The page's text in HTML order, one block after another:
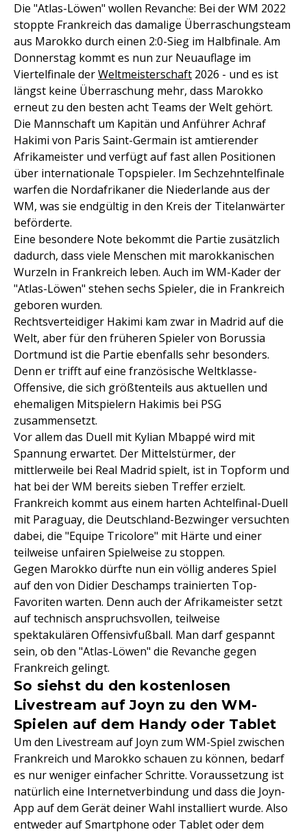
Die "Atlas-Löwen" wollen Revanche: Bei der WM 2022
stoppte Frankreich das damalige Überraschungsteam
aus Marokko durch einen 2:0-Sieg im Halbfinale. Am
Donnerstag kommt es nun zur Neuauflage im
Viertelfinale derWeltmeisterschaft 2026 - und es ist
längst keine Überraschung mehr, dass Marokko
erneut zu den besten acht Teams der Welt gehört.
Die Mannschaft um Kapitän und Anführer Achraf
Hakimi von Paris Saint-Germain ist amtierender
Afrikameister und verfügt auf fast allen Positionen
über internationale Topspieler. Im Sechzehntelfinale
warfen die Nordafrikaner die Niederlande aus der
WM, was sie endgültig in den Kreis der Titelanwärter
beförderte.
Eine besondere Note bekommt die Partie zusätzlich
dadurch, dass viele Menschen mit marokkanischen
Wurzeln in Frankreich leben. Auch im WM-Kader der
"Atlas-Löwen" stehen sechs Spieler, die in Frankreich
geboren wurden.
Rechtsverteidiger Hakimi kam zwar in Madrid auf die
Welt, aber für den früheren Spieler von Borussia
Dortmund ist die Partie ebenfalls sehr besonders.
Denn er trifft auf eine französische Weltklasse-
Offensive, die sich größtenteils aus aktuellen und
ehemaligen Mitspielern Hakimis bei PSG
zusammensetzt.
Vor allem das Duell mit Kylian Mbappé wird mit
Spannung erwartet. Der Mittelstürmer, der
mittlerweile bei Real Madrid spielt, ist in Topform und
hat bei der WM bereits sieben Treffer erzielt.
Frankreich kommt aus einem harten Achtelfinal-Duell
mit Paraguay, die Deutschland-Bezwinger versuchten
dabei, die "Equipe Tricolore" mit Härte und einer
teilweise unfairen Spielweise zu stoppen.
Gegen Marokko dürfte nun ein völlig anderes Spiel
auf den von Didier Deschamps trainierten Top-
Favoriten warten. Denn auch der Afrikameister setzt
auf technisch anspruchsvollen, teilweise
spektakulären Offensivfußball. Man darf gespannt
sein, ob den "Atlas-Löwen" die Revanche gegen
Frankreich gelingt.
So siehst du den kostenlosen
Livestream auf Joyn zu den WM-
Spielen auf dem Handy oder Tablet
Um den Livestream auf Joyn zum WM-Spiel zwischen
Frankreich und Marokko schauen zu können, bedarf
es nur weniger einfacher Schritte. Voraussetzung ist
natürlich eine Internetverbindung und dass die Joyn-
App auf dem Gerät deiner Wahl installiert wurde. Also
entweder auf Smartphone oder Tablet oder dem